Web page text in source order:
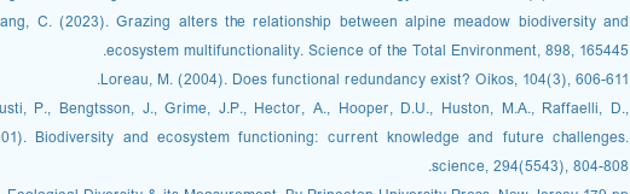
C. (2023). Grazing alters the relationship between alpine meadow biodiversity and
ecosystem multifunctionality. Science of the Total Environment, 898, 165445.
Loreau, M. (2004). Does functional redundancy exist? Oikos, 104(3), 606-611.
P., Bengtsson, J., Grime, J.P., Hector, A., Hooper, D.U., Huston, M.A., Raffaelli, D.,
Biodiversity and ecosystem functioning: current knowledge and future challenges.
science, 294(5543), 804-808.